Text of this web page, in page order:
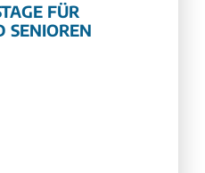
FÜR
SENIOREN